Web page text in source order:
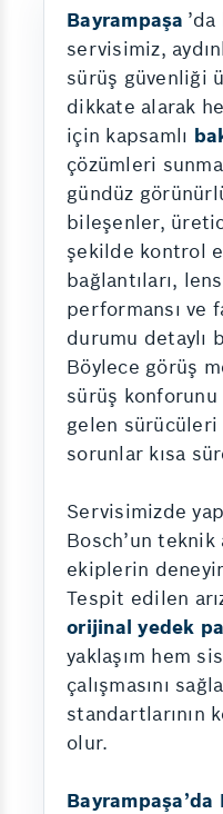
Bayrampaşa
servisimiz,
sürüş güvenliği
dikkate alarak
için kapsamlı
çözümleri
gündüz
bileşenler,
şekilde kontrol
bağlantıları,
performansı ve
durumu detaylı
Böylece görüş
sürüş konforunu
gelen sürücüleri
sorunlar kısa
Servisimizde
Bosch’un teknik
ekiplerin
Tespit edilen
orijinal yedek
yaklaşım hem
çalışmasını
standartlarının
olur.